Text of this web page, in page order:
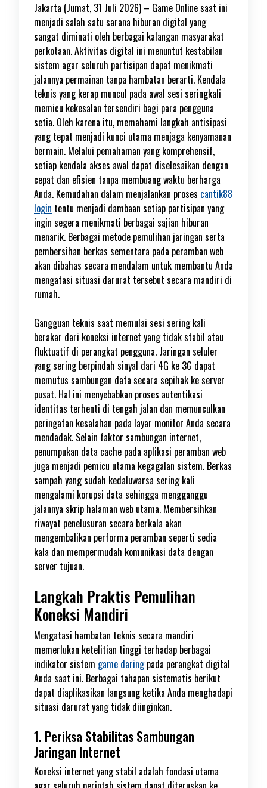
Jakarta (Jumat, 31 Juli 2026) – Game Online saat ini
menjadi salah satu sarana hiburan digital yang
sangat diminati oleh berbagai kalangan masyarakat
perkotaan. Aktivitas digital ini menuntut kestabilan
sistem agar seluruh partisipan dapat menikmati
jalannya permainan tanpa hambatan berarti. Kendala
teknis yang kerap muncul pada awal sesi seringkali
memicu kekesalan tersendiri bagi para pengguna
setia. Oleh karena itu, memahami langkah antisipasi
yang tepat menjadi kunci utama menjaga kenyamanan
bermain. Melalui pemahaman yang komprehensif,
setiap kendala akses awal dapat diselesaikan dengan
cepat dan efisien tanpa membuang waktu berharga
Anda. Kemudahan dalam menjalankan proses cantik88
login tentu menjadi dambaan setiap partisipan yang
ingin segera menikmati berbagai sajian hiburan
menarik. Berbagai metode pemulihan jaringan serta
pembersihan berkas sementara pada peramban web
akan dibahas secara mendalam untuk membantu Anda
mengatasi situasi darurat tersebut secara mandiri di
rumah.
Gangguan teknis saat memulai sesi sering kali
berakar dari koneksi internet yang tidak stabil atau
fluktuatif di perangkat pengguna. Jaringan seluler
yang sering berpindah sinyal dari 4G ke 3G dapat
memutus sambungan data secara sepihak ke server
pusat. Hal ini menyebabkan proses autentikasi
identitas terhenti di tengah jalan dan memunculkan
peringatan kesalahan pada layar monitor Anda secara
mendadak. Selain faktor sambungan internet,
penumpukan data cache pada aplikasi peramban web
juga menjadi pemicu utama kegagalan sistem. Berkas
sampah yang sudah kedaluwarsa sering kali
mengalami korupsi data sehingga mengganggu
jalannya skrip halaman web utama. Membersihkan
riwayat penelusuran secara berkala akan
mengembalikan performa peramban seperti sedia
kala dan mempermudah komunikasi data dengan
server tujuan.
Langkah Praktis Pemulihan
Koneksi Mandiri
Mengatasi hambatan teknis secara mandiri
memerlukan ketelitian tinggi terhadap berbagai
indikator sistem game daringpada perangkat digital
Anda saat ini. Berbagai tahapan sistematis berikut
dapat diaplikasikan langsung ketika Anda menghadapi
situasi darurat yang tidak diinginkan.
1. Periksa Stabilitas Sambungan
Jaringan Internet
Koneksi internet yang stabil adalah fondasi utama